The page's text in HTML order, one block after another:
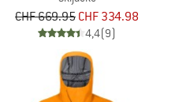
CHF 669.95 CHF 334.98
4,4(9)